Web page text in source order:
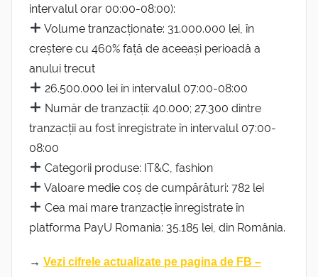
intervalul orar 00:00-08:00):
Volume tranzacționate: 31.000.000 lei, în
creștere cu 460% față de aceeași perioadă a
anului trecut
26.500.000 lei în intervalul 07:00-08:00
Număr de tranzacții: 40.000; 27.300 dintre
tranzacții au fost înregistrate în intervalul 07:00-
08:00
Categorii produse: IT&C, fashion
Valoare medie coș de cumpărături: 782 lei
Cea mai mare tranzacție înregistrate în
platforma PayU Romania: 35.185 lei, din România.
→ Vezi cifrele actualizate pe pagina de FB –